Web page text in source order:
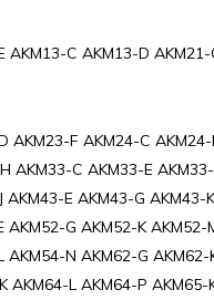
AKM13-C AKM13-D
AKM23-F AKM24-C
AKM33-C AKM33-E
E AKM43-G AKM43-
G AKM52-K
N AKM62-G
AKM64-L AKM64-P